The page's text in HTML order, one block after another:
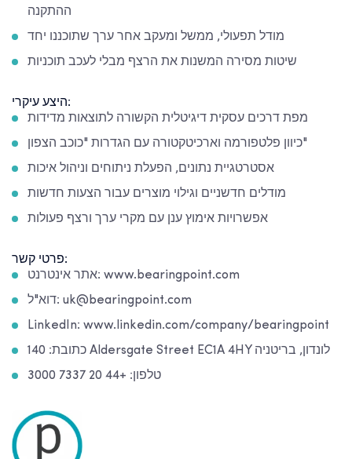
ההתקנה
מודל תפעולי, ממשל ומעקב אחר ערך שתוכננו יחד
שיטות מסירה המשנות את הרצף מבלי לעכב תוכניות
היצע עיקרי:
מפת דרכים עסקית דיגיטלית הקשורה לתוצאות מדידות
כיוון פלטפורמה וארכיטקטורה עם הגדרות "כוכב הצפון"
אסטרטגיית נתונים, הפעלת ניתוחים וניהול איכות
מודלים חדשניים וגילוי מוצרים עבור הצעות חדשות
אפשרויות אימוץ ענן עם מקרי ערך ורצף פעולות
פרטי קשר:
אתר אינטרנט: www.bearingpoint.com
דוא"ל: uk@bearingpoint.com
LinkedIn: www.linkedin.com/company/bearingpoint
כתובת: 140 Aldersgate Street EC1A 4HY לונדון, בריטניה
טלפון: +44 20 7337 3000